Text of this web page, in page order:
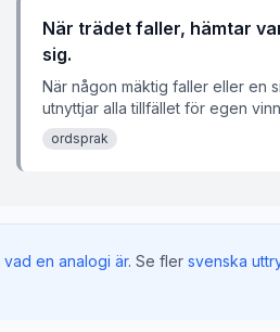
När trädet faller, hämtar
sig.
När någon mäktig faller eller en
utnyttjar alla tillfället för egen
ordsprak
vad en analogi är. Se fler svenska